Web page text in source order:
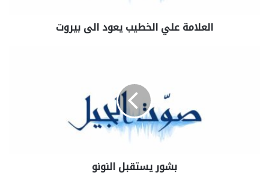
العلامة علي الخطيب يعود الى بيروت
بشور يستقبل النونو